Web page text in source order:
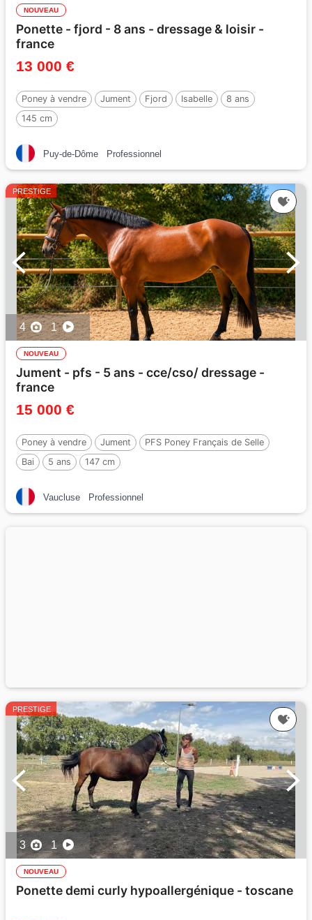
NOUVEAU
Ponette - fjord - 8 ans - dressage & loisir -
france
13 000 €
Poney à vendre Jument Fjord Isabelle
8 ans
145 cm
Puy-de-Dôme Professionnel
PRESTIGE
4 1
NOUVEAU
Jument - pfs - 5 ans - cce/cso/ dressage -
france
15 000 €
Poney à vendre Jument
PFS Poney Français de Selle
Bai
5 ans 147 cm
Vaucluse Professionnel
PRESTIGE
3 1
NOUVEAU
Ponette demi curly hypoallergénique - toscane